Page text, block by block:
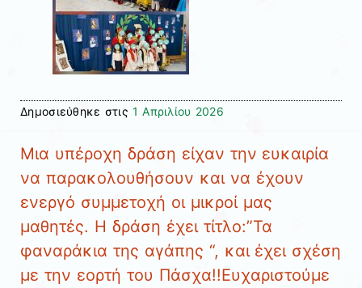
Δημοσιεύθηκε στις 1 Απριλίου 2026
Μια υπέροχη δράση είχαν την ευκαιρία
να παρακολουθήσουν και να έχουν
ενεργό συμμετοχή οι μικροί μας
μαθητές. Η δράση έχει τίτλο:”Τα
φαναράκια της αγάπης “, και έχει σχέση
με την εορτή του Πάσχα!!Ευχαριστούμε